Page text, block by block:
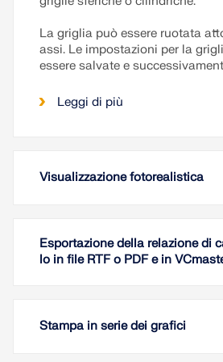
La griglia può essere ruotata
assi. Le impostazioni per la
essere salvate e
Leggi di più
Visualizzazione fotorealistica
Esportazione della relazione di
lo in file RTF o PDF e in
Stampa in serie dei grafici